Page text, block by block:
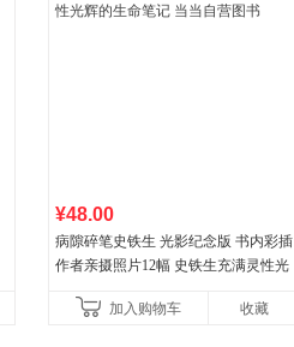
¥48.00
病隙碎笔史铁生 光影纪念版 书内彩插
作者亲摄照片12幅 史铁生充满灵性光
加入购物车
收藏